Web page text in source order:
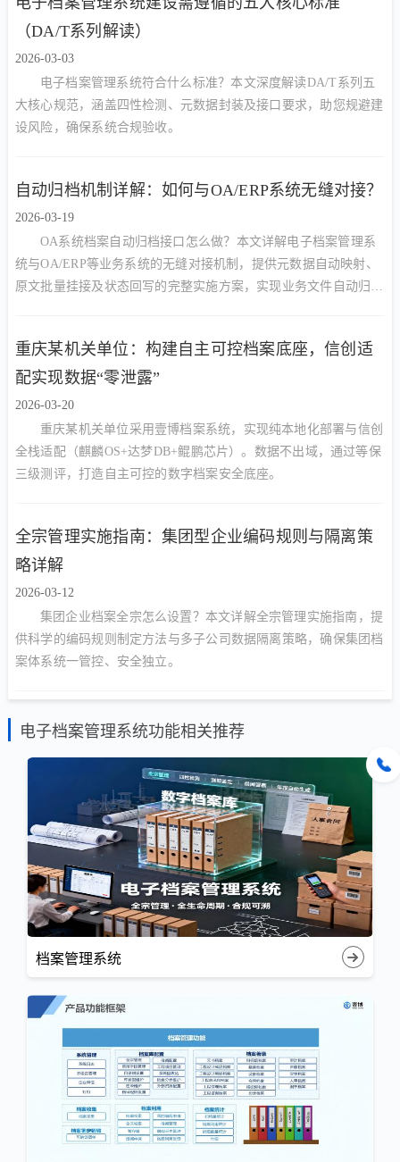
（DA/T系列解读）
2026-03-03
电子档案管理系统符合什么标准？本文深度解读DA/T系列五
大核心规范，涵盖四性检测、元数据封装及接口要求，助您规避建
设风险，确保系统合规验收。
自动归档机制详解：如何与OA/ERP系统无缝对接？
2026-03-19
OA系统档案自动归档接口怎么做？本文详解电子档案管理系
统与OA/ERP等业务系统的无缝对接机制，提供元数据自动映射、
原文批量挂接及状态回写的完整实施方案，实现业务文件自动归
重庆某机关单位：构建自主可控档案底座，信创适
配实现数据“零泄露”
2026-03-20
重庆某机关单位采用壹博档案系统，实现纯本地化部署与信创
全栈适配（麒麟OS+达梦DB+鲲鹏芯片）。数据不出域，通过等保
三级测评，打造自主可控的数字档案安全底座。
全宗管理实施指南：集团型企业编码规则与隔离策
略详解
2026-03-12
集团企业档案全宗怎么设置？本文详解全宗管理实施指南，提
供科学的编码规则制定方法与多子公司数据隔离策略，确保集团档
案体系统一管控、安全独立。
电子档案管理系统功能相关推荐
档案管理系统